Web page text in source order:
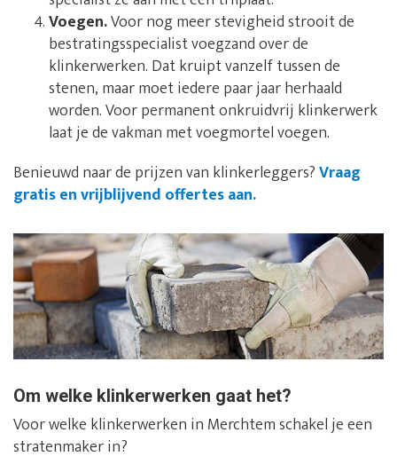
Voegen.Voor nog meer stevigheid strooit de
bestratingsspecialist voegzand over de
klinkerwerken. Dat kruipt vanzelf tussen de
stenen, maar moet iedere paar jaar herhaald
worden. Voor permanent onkruidvrij klinkerwerk
laat je de vakman met voegmortel voegen.
Benieuwd naar de prijzen van klinkerleggers?Vraag
gratis en vrijblijvend offertes aan.
Om welke klinkerwerken gaat het?
Voor welke klinkerwerken in Merchtem schakel je een
stratenmaker in?